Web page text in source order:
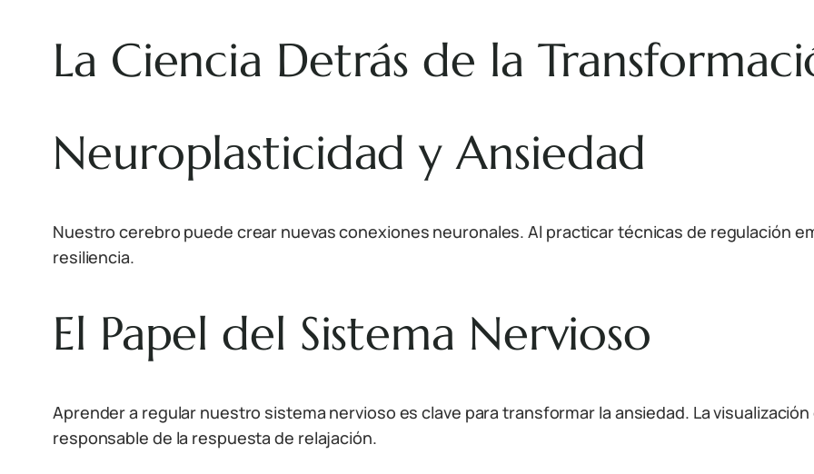
La Ciencia Detrás de la
Neuroplasticidad y Ansiedad
Nuestro cerebro puede crear nuevas conexiones neuronales. Al practicar técnicas de regulación
resiliencia.
El Papel del Sistema Nervioso
Aprender a regular nuestro sistema nervioso es clave para transformar la ansiedad. La
responsable de la respuesta de relajación.